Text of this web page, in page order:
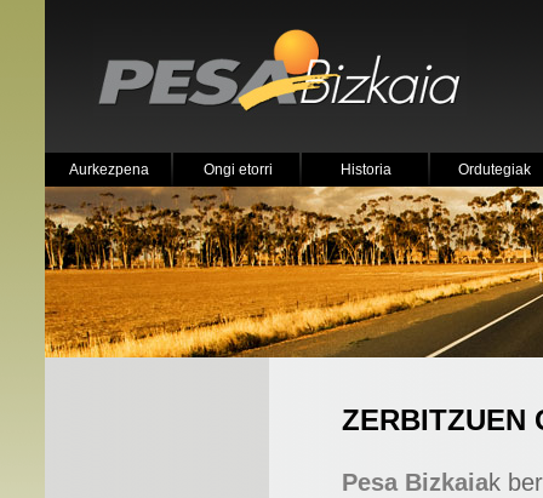
Aurkezpena Ongi etorri Historia Ordutegiak
ZERBITZUEN
Pesa Bizkaiak